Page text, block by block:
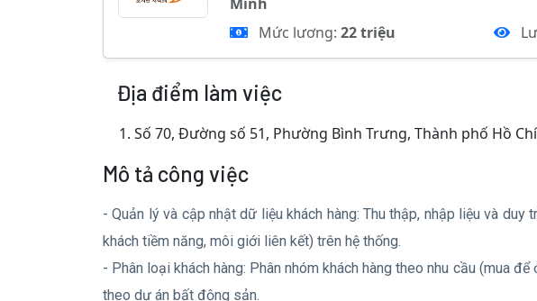
Mức lương: 22 triệu
Địa điểm làm việc
1. Số 70, Đường số 51, Phường Bình Trưng, Thành phố Hồ
Mô tả công việc
- Quản lý và cập nhật dữ liệu khách hàng: Thu thập, nhập liệu và duy
khách tiềm năng, môi giới liên kết) trên hệ thống.
- Phân loại khách hàng: Phân nhóm khách hàng theo nhu cầu (mua
theo dự án bất động sản.